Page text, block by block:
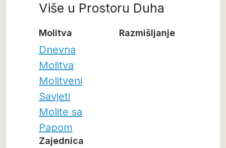
Više u Prostoru Duha
Molitva
Dnevna
Molitva
Molitveni
Savjeti
Molite sa
Papom
Razmišljanje
Zajednica